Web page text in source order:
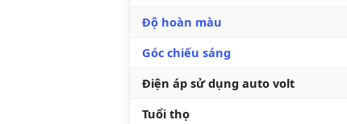
Độ hoàn màu
Góc chiếu sáng
Điện áp sử dụng auto volt
Tuổi thọ